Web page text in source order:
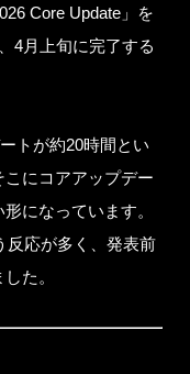
Core Update」を
4月上旬に完了する
トが約20時間とい
にコアアップデー
になっています。
反応が多く、発表前
た。